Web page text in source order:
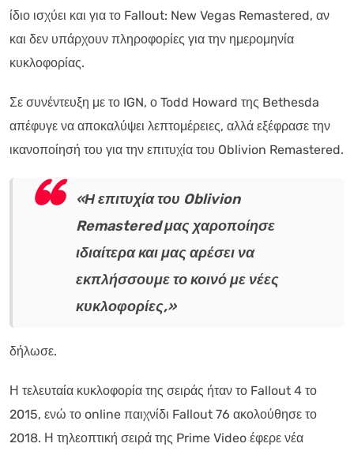
ίδιο ισχύει και για το Fallout: New Vegas Remastered, αν
και δεν υπάρχουν πληροφορίες για την ημερομηνία
κυκλοφορίας.
Σε συνέντευξη με το IGN, ο Todd Howard της Bethesda
απέφυγε να αποκαλύψει λεπτομέρειες, αλλά εξέφρασε την
ικανοποίησή του για την επιτυχία του Oblivion Remastered.
«Η επιτυχία του Oblivion
Remastered μας χαροποίησε
ιδιαίτερα και μας αρέσει να
εκπλήσσουμε το κοινό με νέες
κυκλοφορίες,»
δήλωσε.
Η τελευταία κυκλοφορία της σειράς ήταν το Fallout 4 το
2015, ενώ το online παιχνίδι Fallout 76 ακολούθησε το
2018. Η τηλεοπτική σειρά της Prime Video έφερε νέα